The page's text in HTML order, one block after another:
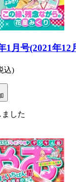
1月号(2021年12
込)
した